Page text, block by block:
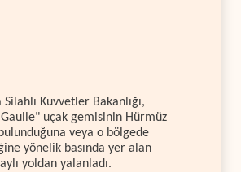
Silahlı Kuvvetler Bakanlığı,
uçak gemisinin Hürmüz
veya o bölgede
yönelik basında yer alan
yoldan yalanladı.